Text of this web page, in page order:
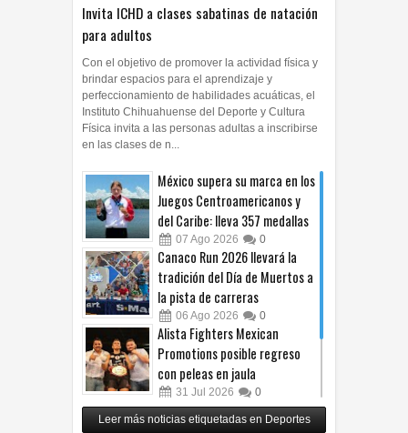
Invita ICHD a clases sabatinas de natación
para adultos
Con el objetivo de promover la actividad física y
brindar espacios para el aprendizaje y
perfeccionamiento de habilidades acuáticas, el
Instituto Chihuahuense del Deporte y Cultura
Física invita a las personas adultas a inscribirse
en las clases de n...
México supera su marca en los
Juegos Centroamericanos y
del Caribe: lleva 357 medallas
07 Ago 2026 0
Canaco Run 2026 llevará la
tradición del Día de Muertos a
la pista de carreras
06 Ago 2026 0
Alista Fighters Mexican
Promotions posible regreso
con peleas en jaula
31 Jul 2026 0
Reunirá Box de Barrios a
Leer más noticias etiquetadas en Deportes